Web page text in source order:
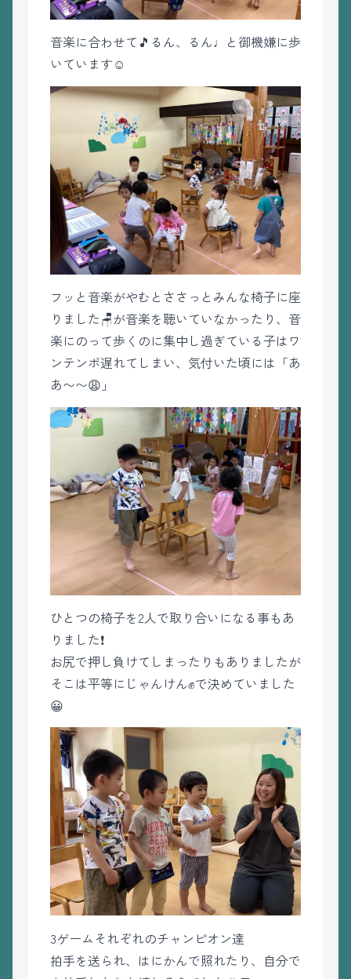
音楽に合わせて🎵るん、るん♩と御機嫌に歩
いています☺️
フッと音楽がやむとささっとみんな椅子に座
りました🪑が音楽を聴いていなかったり、音
楽にのって歩くのに集中し過ぎている子はワ
ンテンポ遅れてしまい、気付いた頃には「あ
あ〜〜😩」
ひとつの椅子を2人で取り合いになる事もあ
りました❗️
お尻で押し負けてしまったりもありましたが
そこは平等にじゃんけん✊で決めていました
😀
3ゲームそれぞれのチャンピオン達
拍手を送られ、はにかんで照れたり、自分で